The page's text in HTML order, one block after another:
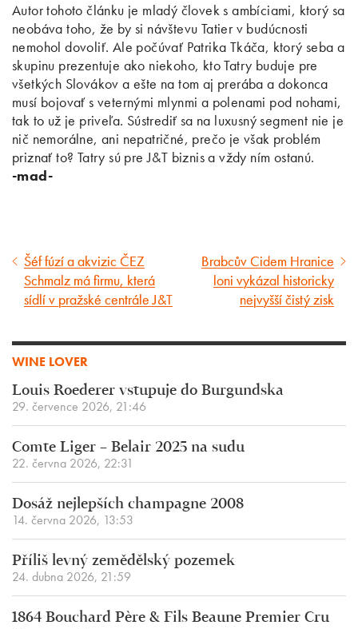
Autor tohoto článku je mladý človek s ambíciami, ktorý sa
neobáva toho, že by si návštevu Tatier v budúcnosti
nemohol dovoliť. Ale počúvať Patrika Tkáča, ktorý seba a
skupinu prezentuje ako niekoho, kto Tatry buduje pre
všetkých Slovákov a ešte na tom aj prerába a dokonca
musí bojovať s veternými mlynmi a polenami pod nohami,
tak to už je priveľa. Sústrediť sa na luxusný segment nie je
nič nemorálne, ani nepatričné, prečo je však problém
priznať to? Tatry sú pre J&T biznis a vždy ním ostanú.
-mad-
Předcházející
článek
Šéf fúzí a akvizic ČEZ
Schmalz má firmu, která
sídlí v pražské centrále J&T
Následující
článek
Brabcův Cidem Hranice
loni vykázal historicky
nejvyšší čistý zisk
WINE LOVER
Louis Roederer vstupuje do Burgundska
29. července 2026, 21:46
Comte Liger – Belair 2025 na sudu
22. června 2026, 22:31
Dosáž nejlepších champagne 2008
14. června 2026, 13:53
Příliš levný zemědělský pozemek
24. dubna 2026, 21:59
1864 Bouchard Père & Fils Beaune Premier Cru